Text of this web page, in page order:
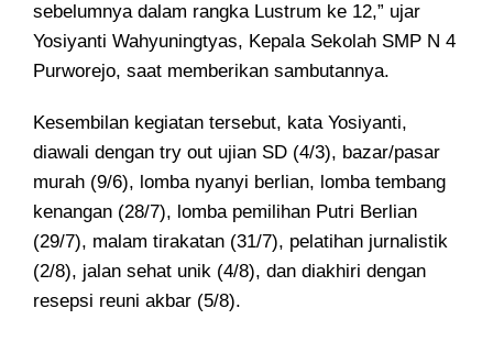
sebelumnya dalam rangka Lustrum ke 12,” ujar
Yosiyanti Wahyuningtyas, Kepala Sekolah SMP N 4
Purworejo, saat memberikan sambutannya.
Kesembilan kegiatan tersebut, kata Yosiyanti,
diawali dengan try out ujian SD (4/3), bazar/pasar
murah (9/6), lomba nyanyi berlian, lomba tembang
kenangan (28/7), lomba pemilihan Putri Berlian
(29/7), malam tirakatan (31/7), pelatihan jurnalistik
(2/8), jalan sehat unik (4/8), dan diakhiri dengan
resepsi reuni akbar (5/8).